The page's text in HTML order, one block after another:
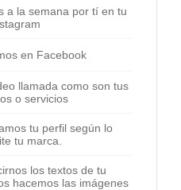
a la semana por tí en tu
en Facebook
llamada como son tus
o servicios
tu perfil según lo
tu marca.
los textos de tu
hacemos las imágenes